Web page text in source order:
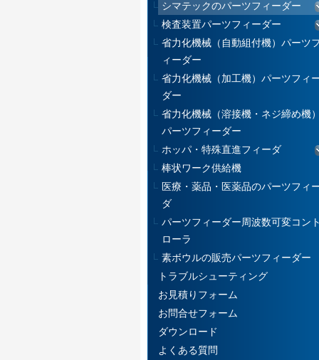
シマテックのパーツフィーダー
検査装置パーツフィーダー
省力化機械（自動組付機）パーツ
ィーダー
省力化機械（加工機）パーツフィ
ダー
省力化機械（溶接機・ネジ締め機）
パーツフィーダー
ホッパ・特殊直進フィーダ
棒状ワーク供給機
医療・薬品・医薬品のパーツフィ
ダ
パーツフィーダー周波数可変コント
ローラ
素ボウルの販売パーツフィーダー
トラブルシューティング
お見積りフォーム
お問合せフォーム
ダウンロード
よくある質問